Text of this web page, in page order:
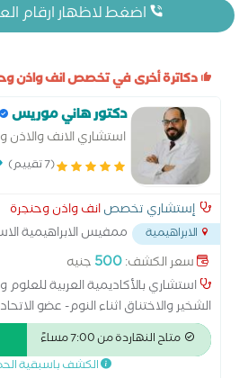
اضغط لاظهار ارقام
دكاترة أخرى في تخصص انف واذن
دكتور هاني موريس
استشاري الانف والاذن
(7 تقييم)
إستشاري تخصصانف واذن وحنجرة
الابراهيمية
ممفيس الابراهيمية
من اللاجيتيه...
سعر الكشف:500 جنيه
استشاري بالأكاديمية العربية للعلوم
الشخير والاختناق اثناء النوم- عضو
والاذن والحنجرة- عضو جمعية جراحين
الجمعية المصرية لجراحة الانف والاذن
متاح النهاردة من 7:00 مساءً
الكشف باسبقية